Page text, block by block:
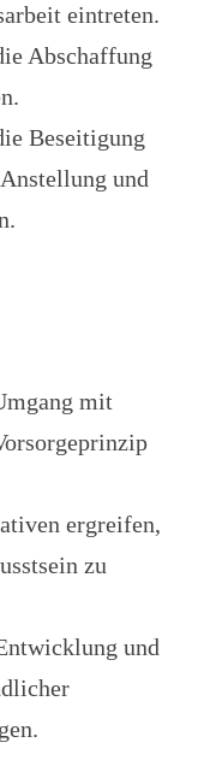
eintreten.
Abschaffung
Beseitigung
und
mit
ergreifen,
zu
und